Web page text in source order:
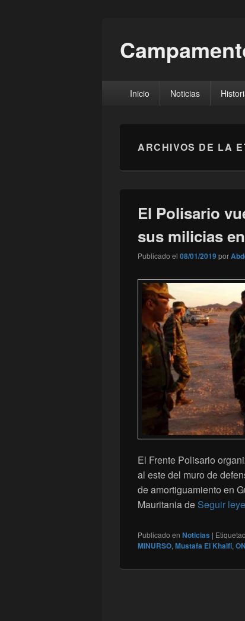
principalInicio Noticias
ARCHIVOS DE LA
El Polisario
sus milicias
Publicado el 08/01/2019por
El Frente Polisario
al este del muro de
de amortiguamiento en
Mauritania de Seguir
Publicado en Noticias |
MINURSO, Mustafa El Khalfi,